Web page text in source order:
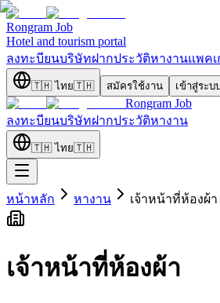
Rongram Job
Hotel and tourism portal
ลงทะบียนบริษัทฝากประวัติหางานแพคเ
🇹🇭 ไทย🇹🇭 สมัครใช้งาน เข้าสู่ระบ
Rongram Job
ลงทะบียนบริษัทฝากประวัติหางาน
🇹🇭 ไทย🇹🇭
หน้าหลัก หางาน เจ้าหน้าที่ห้องผ้า
เจ้าหน้าที่ห้องผ้า